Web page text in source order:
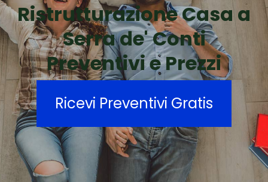
Ristrutturazione Casa a
Serra de' Conti
Preventivi e Prezzi
Ricevi Preventivi Gratis